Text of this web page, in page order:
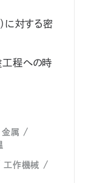
耐摩耗性
ノンヒューム
他特徴
に対する密
工程への時
金属
工作機械